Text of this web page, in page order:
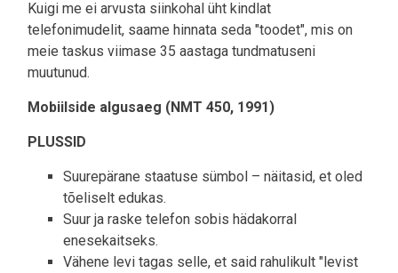
Kuigi me ei arvusta siinkohal üht kindlat
telefonimudelit, saame hinnata seda "toodet", mis on
meie taskus viimase 35 aastaga tundmatuseni
muutunud.
Mobiilside algusaeg (NMT 450, 1991)
PLUSSID
Suurepärane staatuse sümbol – näitasid, et oled
tõeliselt edukas.
Suur ja raske telefon sobis hädakorral
enesekaitseks.
Vähene levi tagas selle, et said rahulikult "levist